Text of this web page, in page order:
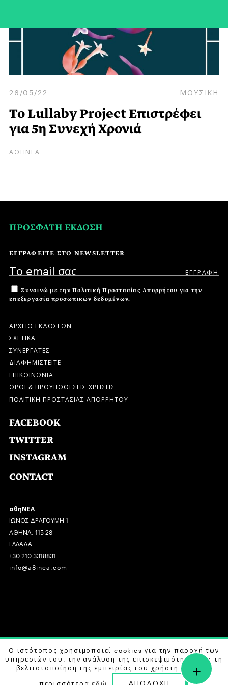
26/05/22 ΜΟΥΣΙΚΗ
To Lullaby Project Επιστρέφει
για 5η Συνεχή Χρονιά
ΑΘΗΝΕΑ
ΠΡΟΣΦΑΤΗ ΕΚΔΟΣΗ
ΕΓΓΡΑΦΕΙΤΕ ΣΤΟ NEWSLETTER
Συναινώ με την Πολιτική Προστασίας Απορρήτου για την
επεξεργασία προσωπικών δεδομένων.
ΑΡΧΕΙΟ ΕΚΔΟΣΕΩΝ
ΣΧΕΤΙΚΑ
ΣΥΝΕΡΓΑΤΕΣ
ΔΙΑΦΗΜΙΣΤΕΙΤΕ
ΕΠΙΚΟΙΝΩΝΙΑ
ΟΡΟΙ & ΠΡΟΫΠΟΘΕΣΕΙΣ ΧΡΗΣΗΣ
ΠΟΛΙΤΙΚΗ ΠΡΟΣΤΑΣΙΑΣ ΑΠΟΡΡΗΤΟΥ
FACEBOOK
TWITTER
INSTAGRAM
CONTACT
αθηΝΕΑ
ΙΩΝΟΣ ΔΡΑΓΟΥΜΗ 1
ΑΘΗΝΑ, 115 28
ΕΛΛΑΔΑ
+30 210 3318831
info@a8inea.com
COPYRIGHT © 2026 αθηΝΕΑ, ALL RIGHTS RESERVED.
DESIGN BY G DESIGN STUDIO. DEVELOPED BYB LABS
Ο ιστότοπος χρησιμοποιεί cookies για την παροχή των
υπηρεσιών του, την ανάλυση της επισκεψιμότητας και τη
βελτιστοποίηση της εμπειρίας του χρήστη. Μάθετε
περισσότεραεδώ ΑΠΟΔΟΧΗ
+